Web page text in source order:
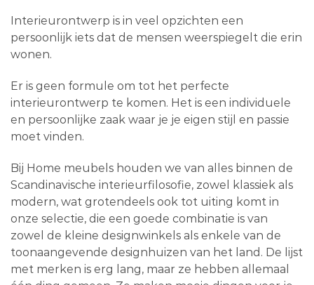
Interieurontwerp is in veel opzichten een
persoonlijk iets dat de mensen weerspiegelt die erin
wonen.
Er is geen formule om tot het perfecte
interieurontwerp te komen. Het is een individuele
en persoonlijke zaak waar je je eigen stijl en passie
moet vinden.
Bij Home meubels houden we van alles binnen de
Scandinavische interieurfilosofie, zowel klassiek als
modern, wat grotendeels ook tot uiting komt in
onze selectie, die een goede combinatie is van
zowel de kleine designwinkels als enkele van de
toonaangevende designhuizen van het land. De lijst
met merken is erg lang, maar ze hebben allemaal